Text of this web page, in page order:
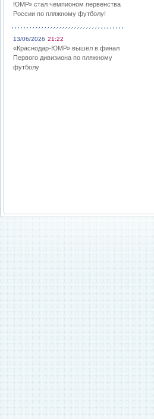
ЮМР» стал чемпионом первенства
России по пляжному футболу!
13/06/2026 21:22
«Краснодар-ЮМР» вышел в финал
Первого дивизиона по пляжному
футболу